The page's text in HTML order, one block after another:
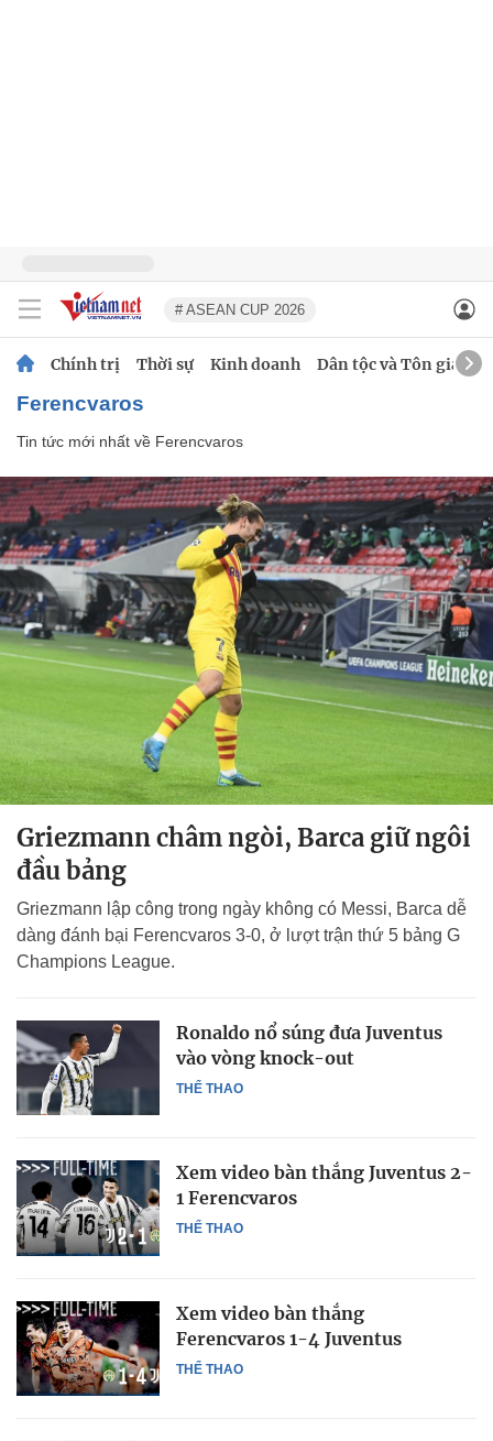
# ASEAN CUP 2026
Chính trị Thời sự Kinh doanh Dân tộc và Tôn giáo
Ferencvaros
Tin tức mới nhất về Ferencvaros
Griezmann châm ngòi, Barca giữ ngôi
đầu bảng
Griezmann lập công trong ngày không có Messi, Barca dễ
dàng đánh bại Ferencvaros 3-0, ở lượt trận thứ 5 bảng G
Champions League.
THỂ THAO
Ronaldo nổ súng đưa Juventus
vào vòng knock-out
THỂ THAO
Xem video bàn thắng Juventus 2-
1 Ferencvaros
THỂ THAO
Xem video bàn thắng
Ferencvaros 1-4 Juventus